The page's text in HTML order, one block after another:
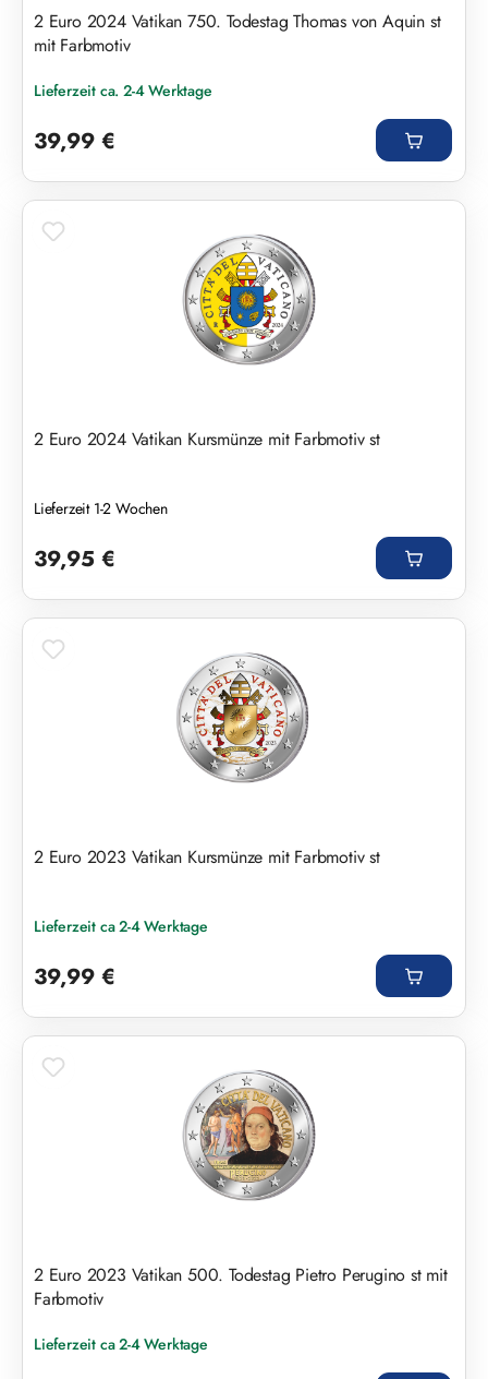
2 Euro 2024 Vatikan 750. Todestag Thomas von Aquin st
mit Farbmotiv
Lieferzeit ca. 2-4 Werktage
39,99 €
2 Euro 2024 Vatikan Kursmünze mit Farbmotiv st
Lieferzeit 1-2 Wochen
39,95 €
2 Euro 2023 Vatikan Kursmünze mit Farbmotiv st
Lieferzeit ca 2-4 Werktage
39,99 €
2 Euro 2023 Vatikan 500. Todestag Pietro Perugino st mit
Farbmotiv
Lieferzeit ca 2-4 Werktage